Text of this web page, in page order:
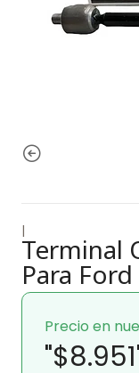
|
Terminal
Para
Precio en